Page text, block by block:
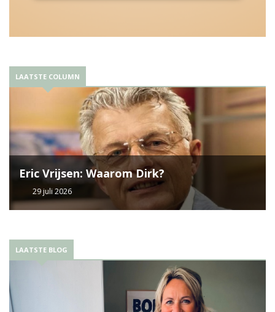
LAATSTE COLUMN
Eric Vrijsen: Waarom Dirk?
29 juli 2026
LAATSTE BLOG